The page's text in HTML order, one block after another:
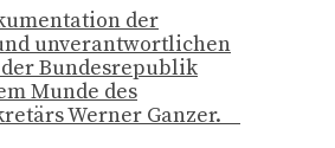
der
unverantwortlichen
Bundesrepublik
Munde des
Werner Ganzer.